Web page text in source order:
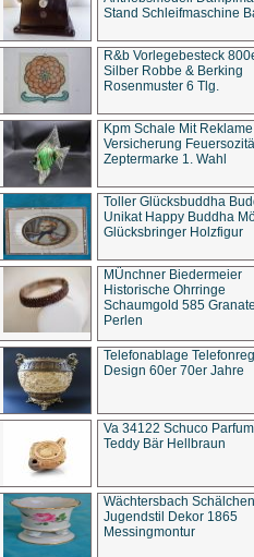
Stand Schleifmaschine
R&b Vorlegebesteck
Silber Robbe & Berking
Rosenmuster 6 Tlg.
Kpm Schale Mit Reklame
Versicherung
Zeptermarke 1. Wahl
Toller Glücksbuddha
Unikat Happy Buddha
Glücksbringer Holzfigur
MÜnchner Biedermeier
Historische Ohrringe
Schaumgold 585
Perlen
Telefonablage
Design 60er 70er Jahre
Va 34122 Schuco
Teddy Bär Hellbraun
Wächtersbach Schälchen
Jugendstil Dekor 1865
Messingmontur